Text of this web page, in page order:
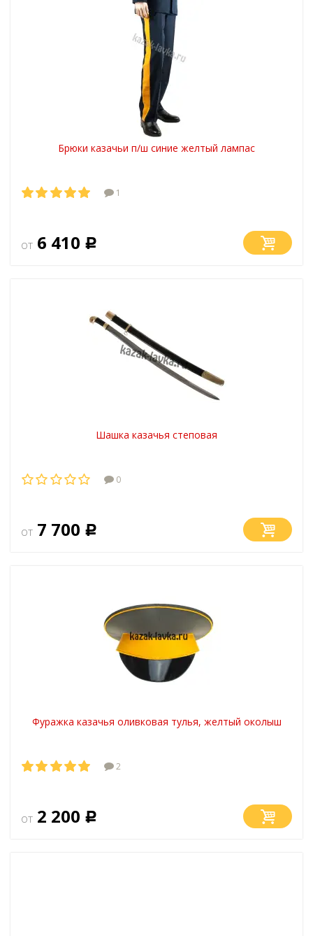
Брюки казачьи п/ш синие желтый лампас
1
от 6 410 Р
Шашка казачья степовая
0
от 7 700 Р
Фуражка казачья оливковая тулья, желтый околыш
2
от 2 200 Р